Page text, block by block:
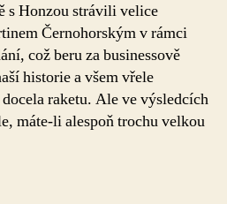
s Honzou strávili velice
Černohorským v rámci
což beru za businessově
historie a všem vřele
raketu. Ale ve výsledcích
máte-li alespoň trochu velkou